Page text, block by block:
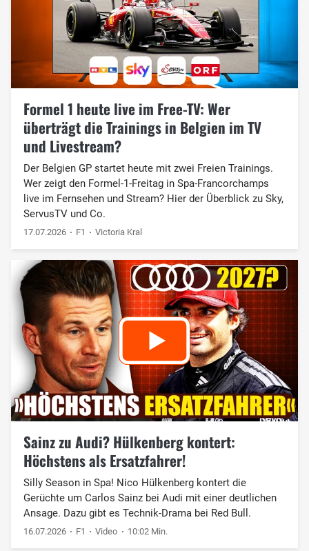
Formel 1 heute live im Free-TV: Wer
überträgt die Trainings in Belgien im TV
und Livestream?
Der Belgien GP startet heute mit zwei Freien Trainings.
Wer zeigt den Formel-1-Freitag in Spa-Francorchamps
live im Fernsehen und Stream? Hier der Überblick zu Sky,
ServusTV und Co.
17.07.2026 F1 Victoria Kral
Sainz zu Audi? Hülkenberg kontert:
Höchstens als Ersatzfahrer!
Silly Season in Spa! Nico Hülkenberg kontert die
Gerüchte um Carlos Sainz bei Audi mit einer deutlichen
Ansage. Dazu gibt es Technik-Drama bei Red Bull.
16.07.2026 F1 Video 10:02 Min.